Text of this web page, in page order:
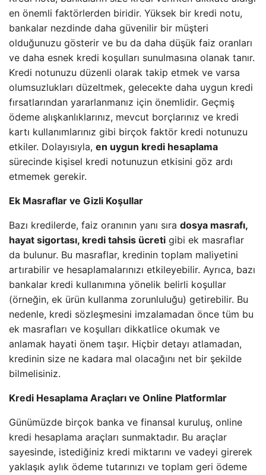
en önemli faktörlerden biridir. Yüksek bir kredi notu,
bankalar nezdinde daha güvenilir bir müşteri
olduğunuzu gösterir ve bu da daha düşük faiz oranları
ve daha esnek kredi koşulları sunulmasına olanak tanır.
Kredi notunuzu düzenli olarak takip etmek ve varsa
olumsuzlukları düzeltmek, gelecekte daha uygun kredi
fırsatlarından yararlanmanız için önemlidir. Geçmiş
ödeme alışkanlıklarınız, mevcut borçlarınız ve kredi
kartı kullanımlarınız gibi birçok faktör kredi notunuzu
etkiler. Dolayısıyla, en uygun kredi hesaplama
sürecinde kişisel kredi notunuzun etkisini göz ardı
etmemek gerekir.
Ek Masraflar ve Gizli Koşullar
Bazı kredilerde, faiz oranının yanı sıra dosya masrafı,
hayat sigortası, kredi tahsis ücreti gibi ek masraflar
da bulunur. Bu masraflar, kredinin toplam maliyetini
artırabilir ve hesaplamalarınızı etkileyebilir. Ayrıca, bazı
bankalar kredi kullanımına yönelik belirli koşullar
(örneğin, ek ürün kullanma zorunluluğu) getirebilir. Bu
nedenle, kredi sözleşmesini imzalamadan önce tüm bu
ek masrafları ve koşulları dikkatlice okumak ve
anlamak hayati önem taşır. Hiçbir detayı atlamadan,
kredinin size ne kadara mal olacağını net bir şekilde
bilmelisiniz.
Kredi Hesaplama Araçları ve Online Platformlar
Günümüzde birçok banka ve finansal kuruluş, online
kredi hesaplama araçları sunmaktadır. Bu araçlar
sayesinde, istediğiniz kredi miktarını ve vadeyi girerek
yaklaşık aylık ödeme tutarınızı ve toplam geri ödeme